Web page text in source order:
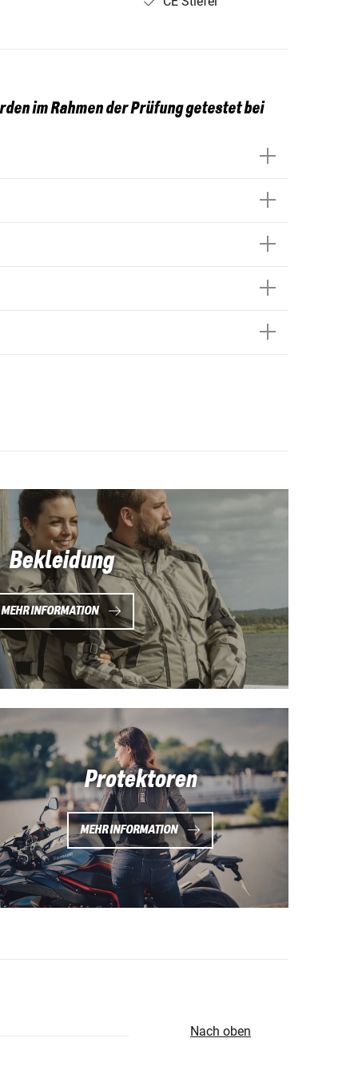
im Rahmen der Prüfung getestet bei
Bekleidung
MEHR INFORMATION
Protektoren
MEHR INFORMATION
Nach oben